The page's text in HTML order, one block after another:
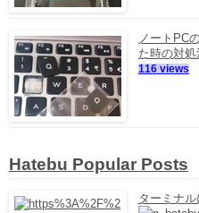
ノートPC
た時の対処
116 views
Hatebu Popular Posts
ターミナ